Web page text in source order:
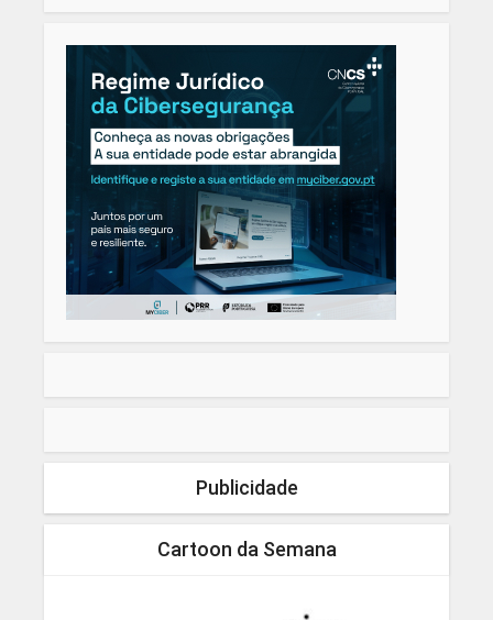
Publicidade
Cartoon da Semana